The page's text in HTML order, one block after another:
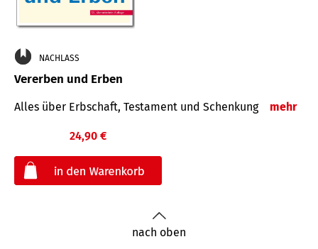
NACHLASS
Vererben und Erben
Alles über Erbschaft, Testament und Schenkung mehr
24,90 €
nach oben